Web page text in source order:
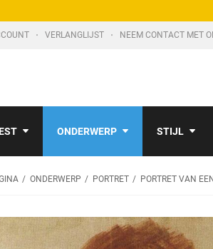
VERLANGLIJST NEEM CONTACT MET
ONDERWERP STIJL
ONDERWERP PORTRET PORTRET VAN